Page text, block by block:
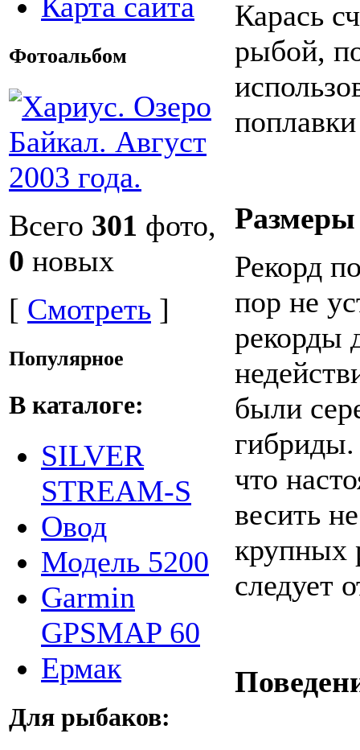
Фотоальбом
Всего 301 фото,
0 новых
[ Смотреть ]
Популярное
В каталоге:
SILVER
STREAM-S
Овод
Модель 5200
Garmin
GPSMAP 60
Ермак
Для рыбаков:
Карась
рыбой,
Размеры
Рекорд
пор не
рекорды
были
гибриды.
что
весить
крупных
следует